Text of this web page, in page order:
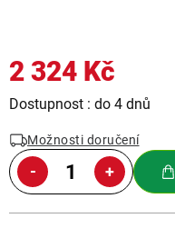
2 324 Kč
Měrná
Dostupnost : do 4 dnů
Možnosti doručení